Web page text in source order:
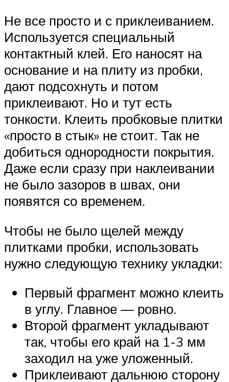
Не все просто и с приклеиванием.
Используется специальный
контактный клей. Его наносят на
основание и на плиту из пробки,
дают подсохнуть и потом
приклеивают. Но и тут есть
тонкости. Клеить пробковые плитки
«просто в стык» не стоит. Так не
добиться однородности покрытия.
Даже если сразу при наклеивании
не было зазоров в швах, они
появятся со временем.
Чтобы не было щелей между
плитками пробки, использовать
нужно следующую технику укладки:
Первый фрагмент можно клеить
в углу. Главное — ровно.
Второй фрагмент укладывают
так, чтобы его край на 1-3 мм
заходил на уже уложенный.
Приклеивают дальнюю сторону